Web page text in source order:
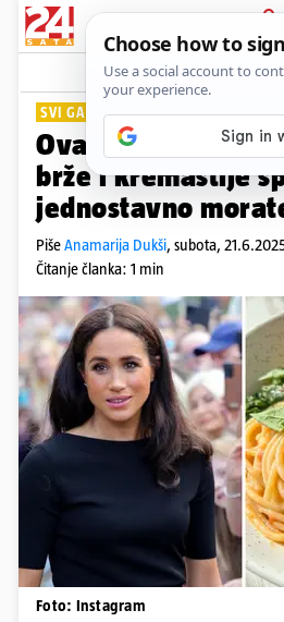
PRIJAVA
Lifestyle
SVI GA HVALE
Ovaj recept
brže i kremastije
jednostavno
PišeAnamarija Dukši, subota,
Čitanje članka: 1 min
Foto: Instagram